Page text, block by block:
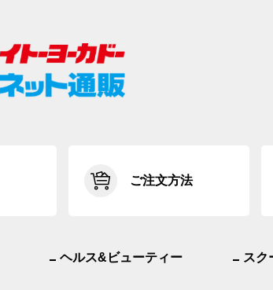
ご注文方法
ヘルス&ビューティー スク